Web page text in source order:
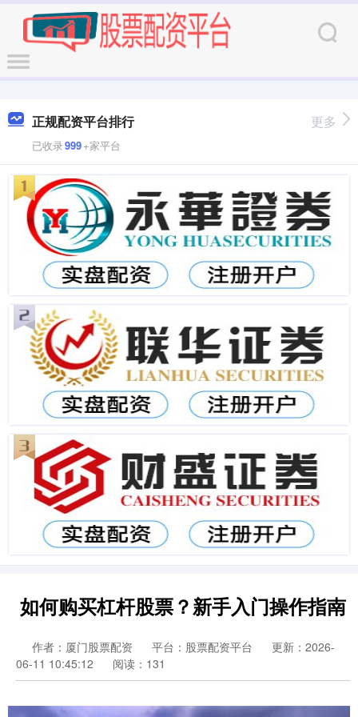
正规配资平台排行
已收录999+家平台
更多
如何购买杠杆股票？新手入门操作指南
作者：厦门股票配资 平台：股票配资平台
更新：2026-
06-11 10:45:12
阅读：131